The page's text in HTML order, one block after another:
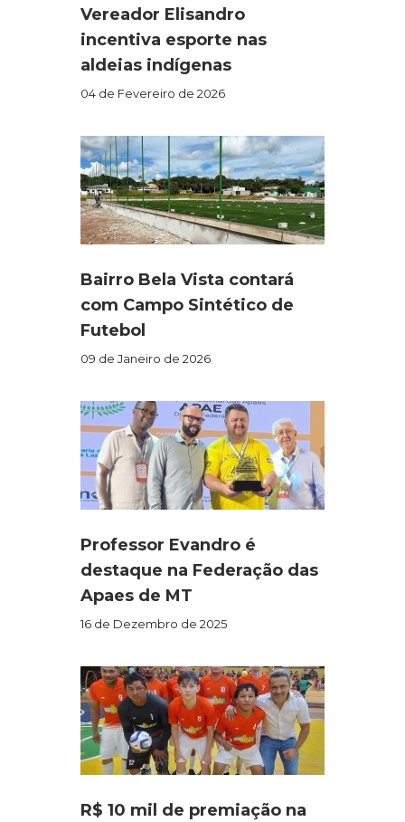
Vereador Elisandro
incentiva esporte nas
aldeias indígenas
04 de Fevereiro de 2026
Bairro Bela Vista contará
com Campo Sintético de
Futebol
09 de Janeiro de 2026
Professor Evandro é
destaque na Federação das
Apaes de MT
16 de Dezembro de 2025
R$ 10 mil de premiação na